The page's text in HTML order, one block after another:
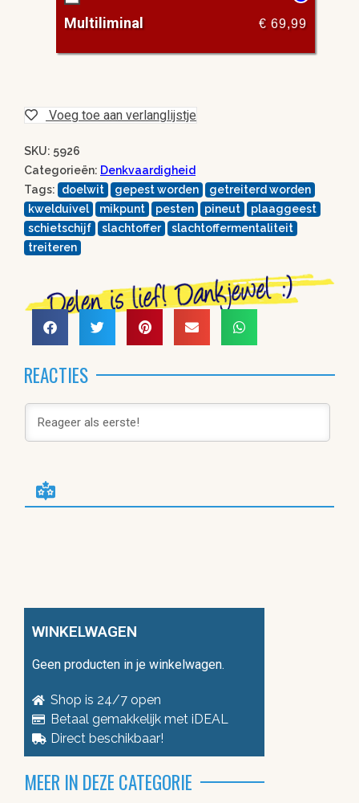
Multiliminal € 69,99
Voeg toe aan verlanglijstje
SKU: 5926
Categorieën: Denkvaardigheid
Tags:
doelwit gepest worden
getreiterd worden
kwelduivel
mikpunt pesten pineut
plaaggeest
schietschijf
slachtoffer
slachtoffermentaliteit
treiteren
REACTIES
WINKELWAGEN
Geen producten in je winkelwagen.
Shop is 24/7 open
Betaal gemakkelijk met iDEAL
Direct beschikbaar!
MEER IN DEZE CATEGORIE